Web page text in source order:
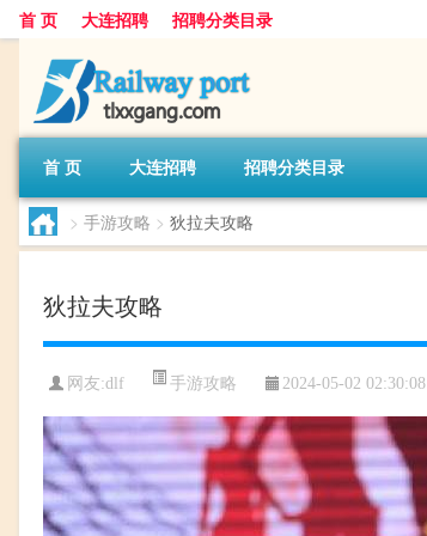
首 页 大连招聘 招聘分类目录
首 页 大连招聘 招聘分类目录
> 手游攻略 > 狄拉夫攻略
狄拉夫攻略
网友:dlf 手游攻略 2024-05-02 02:30:08